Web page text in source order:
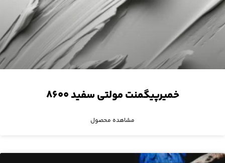
خمیرپیگمنت مولتی سفید ۸۶۰۰
مشاهده محصول